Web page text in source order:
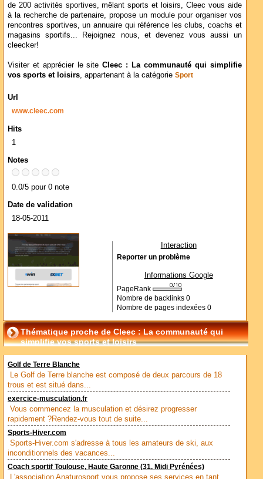
de 200 activités sportives, mêlant sports et loisirs, Cleec vous aide
à la recherche de partenaire, propose un module pour organiser vos
rencontres sportives, un annuaire qui référence les clubs, coachs et
magasins sportifs... Rejoignez nous, et devenez vous aussi un
cleecker!
Visiter et apprécier le siteCleec : La communauté qui simplifie
vos sports et loisirs, appartenant à la catégorie Sport
Url
www.cleec.com
Hits
1
Notes
0.0/5 pour 0 note
Date de validation
18-05-2011
Interaction
Reporter un problème
Informations Google
PageRank
Nombre de backlinks 0
Nombre de pages indexées 0
Thématique proche de Cleec : La communauté qui
simplifie vos sports et loisirs
Golf de Terre Blanche
Le Golf de Terre blanche est composé de deux parcours de 18
trous et est situé dans...
exercice-musculation.fr
Vous commencez la musculation et désirez progresser
rapidement ?Rendez-vous tout de suite...
Sports-Hiver.com
Sports-Hiver.com s'adresse à tous les amateurs de ski, aux
inconditionnels des vacances...
Coach sportif Toulouse, Haute Garonne (31, Midi Pyrénées)
L'association Anaturosport vous propose ses services en tant